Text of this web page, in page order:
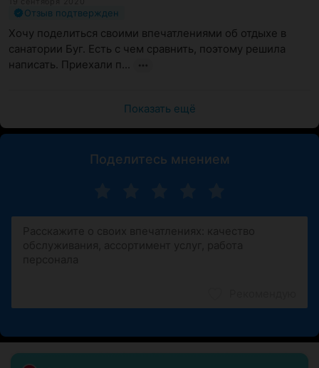
Отзыв подтвержден
Хочу поделиться своими впечатлениями об отдыхе в
санатории Буг. Есть с чем сравнить, поэтому решила
написать. Приехали п...
Показать ещё
Поделитесь мнением